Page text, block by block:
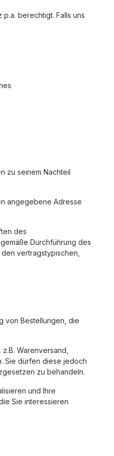
berechtigt. Falls uns
zu seinem Nachteil
angegebene Adresse
des
Durchführung des
vertragstypischen,
von Bestellungen, die
Warenversand,
Sie dürfen diese jedoch
zu behandeln.
und Ihre
Sie interessieren